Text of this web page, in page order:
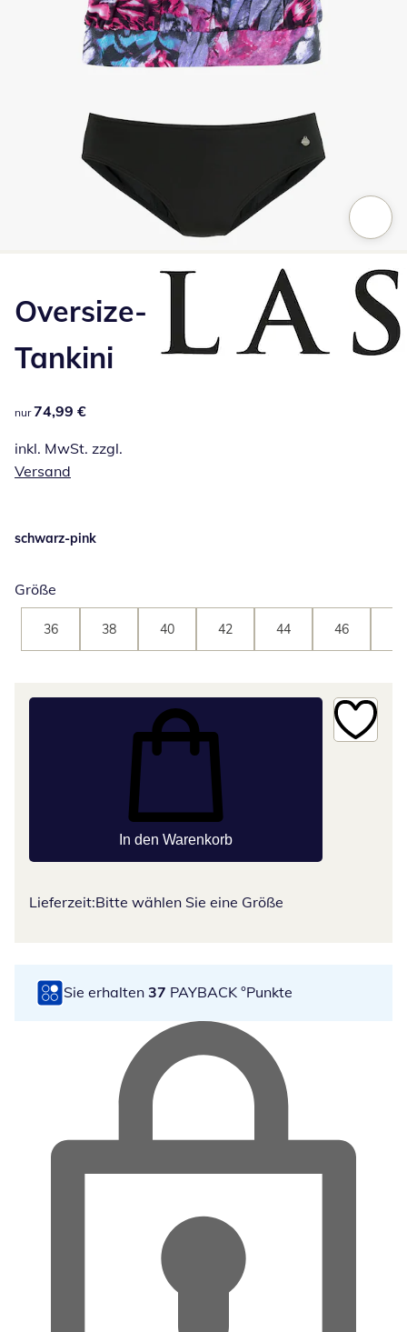
Oversize-
Tankini
74,99 €
nur 74,99 €
inkl. MwSt. zzgl.
Versand
schwarz-pink
Größe
36 38 40 42 44 46
In den Warenkorb
Lieferzeit:Bitte wählen Sie eine Größe
Sie erhalten 37 PAYBACK °Punkte